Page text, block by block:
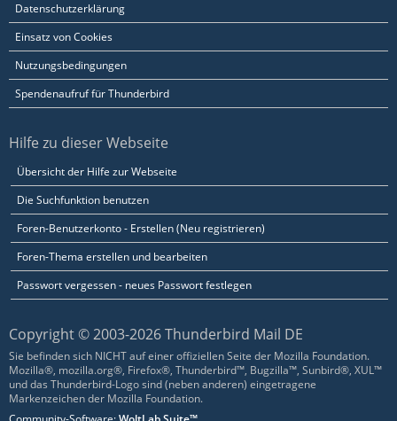
Datenschutzerklärung
Einsatz von Cookies
Nutzungsbedingungen
Spendenaufruf für Thunderbird
Hilfe zu dieser Webseite
Übersicht der Hilfe zur Webseite
Die Suchfunktion benutzen
Foren-Benutzerkonto - Erstellen (Neu registrieren)
Foren-Thema erstellen und bearbeiten
Passwort vergessen - neues Passwort festlegen
Copyright © 2003-2026 Thunderbird Mail DE
Sie befinden sich NICHT auf einer offiziellen Seite der Mozilla Foundation.
Mozilla®, mozilla.org®, Firefox®, Thunderbird™, Bugzilla™, Sunbird®, XUL™
und das Thunderbird-Logo sind (neben anderen) eingetragene
Markenzeichen der Mozilla Foundation.